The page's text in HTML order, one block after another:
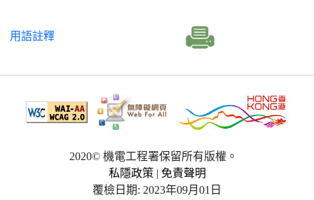
用語註釋
2020© 機電工程署保留所有版權。
私隱政策 | 免責聲明
覆檢日期: 2023年09月01日